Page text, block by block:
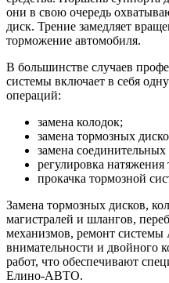
они в свою очередь
диск. Трение замедляет
торможение автомобиля.
В большинстве случаев
системы включает в себя
операций:
замена колодок;
замена тормозных
замена
регулировка натяжения
прокачка тормозной
Замена тормозных дисков,
магистралей и шлангов,
механизмов, ремонт
внимательности и двойного
работ, что обеспечивают
Елино-АВТО.